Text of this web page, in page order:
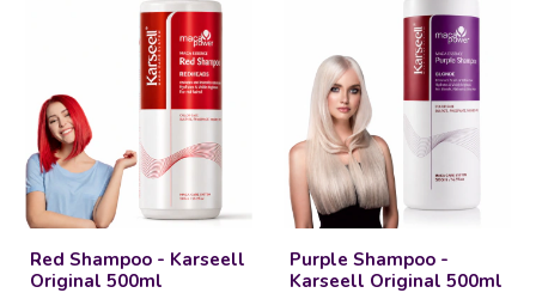
Red Shampoo - Karseell
Original 500ml
Purple Shampoo -
Karseell Original 500ml